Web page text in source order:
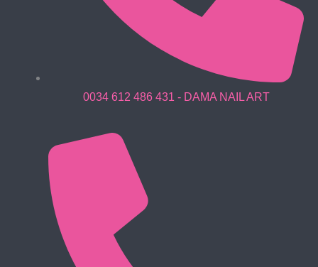
0034 612 486 431 - DAMA NAIL ART